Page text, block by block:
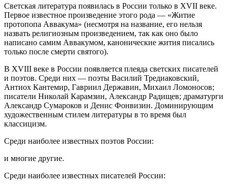
Светская литература появилась в России только в XVII веке.
Первое известное произведение этого рода — «Житие
протопопа Аввакума» (несмотря на название, его нельзя
назвать религиозным произведением, так как оно было
написано самим Аввакумом, канонические жития писались
только после смерти святого).
В XVIII веке в России появляется плеяда светских писателей
и поэтов. Среди них — поэты Василий Тредиаковский,
Антиох Кантемир, Гавриил Державин, Михаил Ломоносов;
писатели Николай Карамзин, Александр Радищев; драматурги
Александр Сумароков и Денис Фонвизин. Доминирующим
художественным стилем литературы в то время был
классицизм.
Среди наиболее известных поэтов России:
и многие другие.
Среди наиболее известных писателей России: